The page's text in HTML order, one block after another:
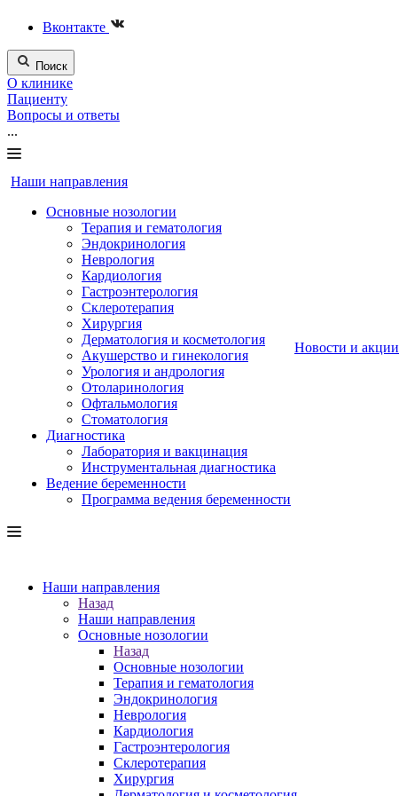
Вконтакте
Поиск
О клинике
Пациенту
Вопросы и ответы
...
Наши направления
Основные нозологии
Терапия и гематология
Эндокринология
Неврология
Кардиология
Гастроэнтерология
Склеротерапия
Хирургия
Дерматология и косметология
Акушерство и гинекология
Урология и андрология
Отоларинология
Офтальмология
Стоматология
Диагностика
Лаборатория и вакцинация
Инструментальная диагностика
Ведение беременности
Программа ведения беременности
Новости и акции
Наши направления
Назад
Наши направления
Основные нозологии
Назад
Основные нозологии
Терапия и гематология
Эндокринология
Неврология
Кардиология
Гастроэнтерология
Склеротерапия
Хирургия